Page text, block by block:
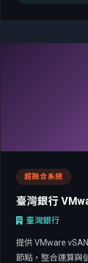
超融合系統
臺灣銀行
臺灣銀行
提供 VMware
節點，整合運算與